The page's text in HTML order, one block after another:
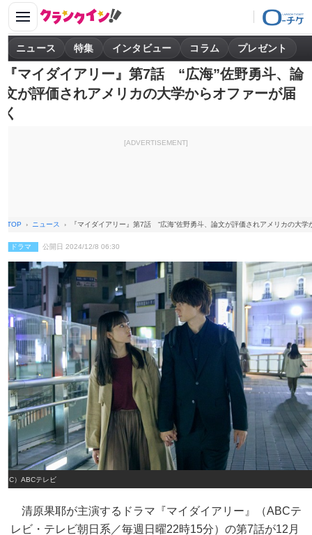
ニュース 特集 インタビュー コラム プレゼント
『マイダイアリー』第7話 “広海”佐野勇斗、論
文が評価されアメリカの大学からオファーが届
く
[ADVERTISEMENT]
TOP ニュース 『マイダイアリー』第7話 “広海”佐野勇斗、論文が評価されアメリカの大学
ドラマ 公開日 2024/12/8 06:30
（C）ABCテレビ
清原果耶が主演するドラマ『マイダイアリー』（ABCテ
レビ・テレビ朝日系／毎週日曜22時15分）の第7話が12月